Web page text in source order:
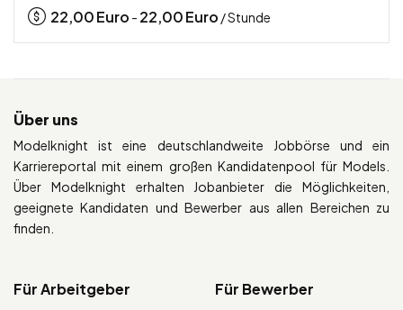
22,00Euro - 22,00Euro / Stunde
Über uns
Modelknight ist eine deutschlandweite Jobbörse und ein
Karriereportal mit einem großen Kandidatenpool für Models.
Über Modelknight erhalten Jobanbieter die Möglichkeiten,
geeignete Kandidaten und Bewerber aus allen Bereichen zu
finden.
Für Arbeitgeber Für Bewerber